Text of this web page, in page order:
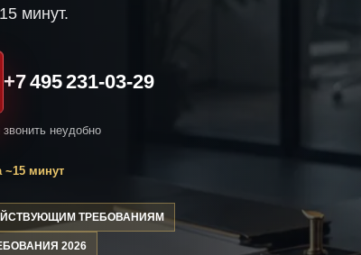
минут.
+7 495 231-03-29
неудобно
~15 минут
ТРЕБОВАНИЯМ
2026